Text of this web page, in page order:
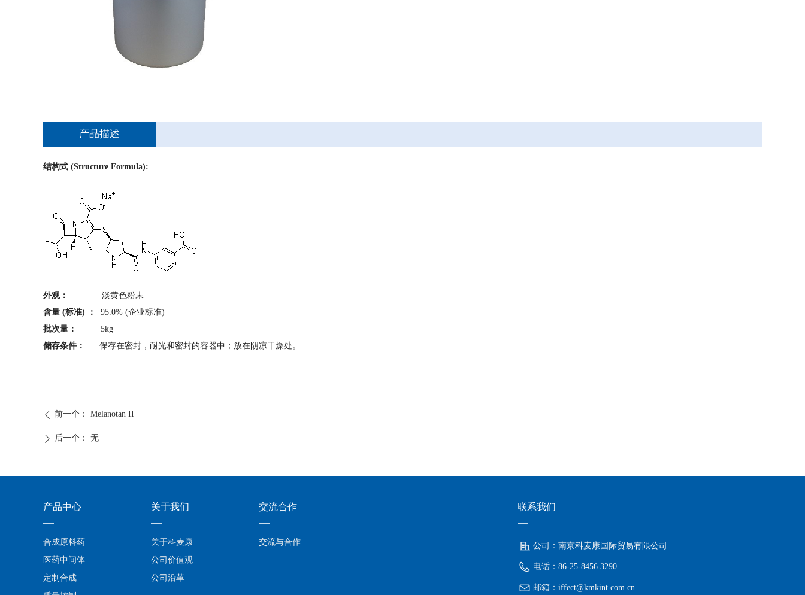
ꄴ 前一个： Melanotan II
ꄲ 后一个： 无
产品描述
结构式 (Structure Formula):
外观： 淡黄色粉末
含量 (标准) ： 95.0% (企业标准)
批次量： 5kg
储存条件： 保存在密封，耐光和密封的容器中；放在阴凉干燥处。
联系我们
—
公司： 南京科麦康国际贸易有限公司
电话： 86-25-8456 3290
邮箱： iffect@kmkint.com.cn
合成原料药
医药中间体
定制合成
产品中心
—
关于科麦康
公司价值观
公司沿革
关于我们
—
交流合作
—
交流与合作